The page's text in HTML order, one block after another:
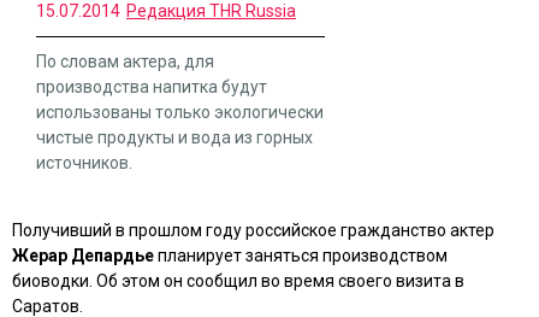
15.07.2014 Редакция THR Russia
По словам актера, для
производства напитка будут
использованы только экологически
чистые продукты и вода из горных
источников.
Получивший в прошлом году российское гражданство актер
Жерар Депардьепланирует заняться производством
биоводки. Об этом он сообщил во время своего визита в
Саратов.